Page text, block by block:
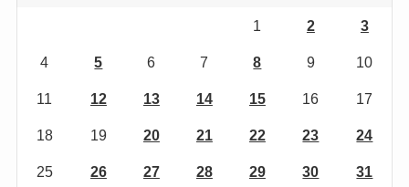
1 2 3
4 5 6 7 8 9 10
11 12 13 14 15 16 17
18 19 20 21 22 23 24
25 26 27 28 29 30 31